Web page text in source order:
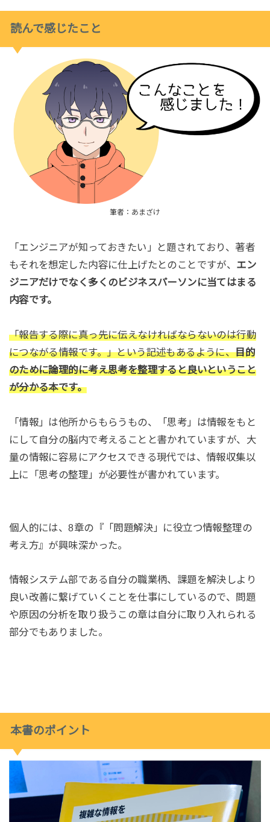
読んで感じたこと
筆者：あまざけ
「エンジニアが知っておきたい」と題されており、著者
もそれを想定した内容に仕上げたとのことですが、 エン
ジニアだけでなく多くのビジネスパーソンに当てはまる
内容です。
「報告する際に真っ先に伝えなければならないのは行動
につながる情報です。」という記述もあるように、目的
のために論理的に考え思考を整理すると良いということ
が分かる本です。
「情報」は他所からもらうもの、「思考」は情報をもと
にして自分の脳内で考えることと書かれていますが、大
量の情報に容易にアクセスできる現代では、情報収集以
上に「思考の整理」が必要性が書かれています。
個人的には、8章の『「問題解決」に役立つ情報整理の
考え方』が興味深かった。
情報システム部である自分の職業柄、課題を解決しより
良い改善に繋げていくことを仕事にしているので、問題
や原因の分析を取り扱うこの章は自分に取り入れられる
部分でもありました。
本書のポイント